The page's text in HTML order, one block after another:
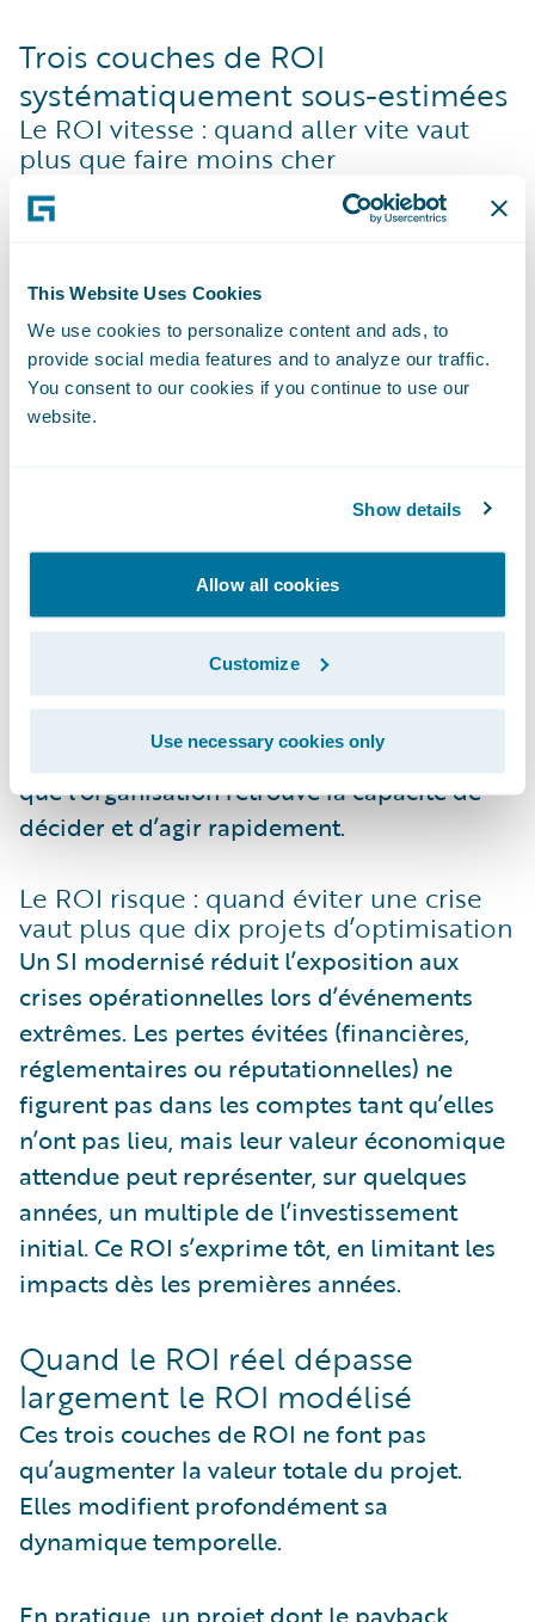
This Website Uses Cookies
We use cookies to personalize content and ads, to
provide social media features and to analyze our traffic.
You consent to our cookies if you continue to use our
website.
Show details
Allow all cookies
Customize
Use necessary cookies only
Trois couches de ROI
systématiquement sous-estimées
Le ROI vitesse : quand aller vite vaut
plus que faire moins cher
Dans un contexte de forte volatilité, la
rapidité d’exécution devient un levier de
d’ajuster plus vite tarifs, règles et processus,
réduisant le coût du retard décisionnel.
Cette capacité génère de la valeur dès les
premières années, bien avant l’atteinte du
Le ROI optionnel : la puissance
économique des options non exercées
La modernisation du cœur de SI crée des
options stratégiques activables en fonction
du contexte. Toutes ne seront pas exercées,
mais certaines peuvent produire une valeur
très supérieure à l’investissement initial. Ce
ROI, asymétrique par nature, s’exprime dès
que l’organisation retrouve la capacité de
décider et d’agir rapidement.
Le ROI risque : quand éviter une crise
vaut plus que dix projets d’optimisation
Un SI modernisé réduit l’exposition aux
crises opérationnelles lors d’événements
extrêmes. Les pertes évitées (financières,
réglementaires ou réputationnelles) ne
figurent pas dans les comptes tant qu’elles
n’ont pas lieu, mais leur valeur économique
attendue peut représenter, sur quelques
années, un multiple de l’investissement
initial. Ce ROI s’exprime tôt, en limitant les
impacts dès les premières années.
Quand le ROI réel dépasse
largement le ROI modélisé
Ces trois couches de ROI ne font pas
qu’augmenter la valeur totale du projet.
Elles modifient profondément sa
dynamique temporelle.
En pratique, un projet dont le payback